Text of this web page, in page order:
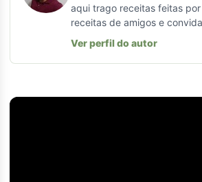
aqui trago receitas feitas
receitas de amigos e
Ver perfil do autor